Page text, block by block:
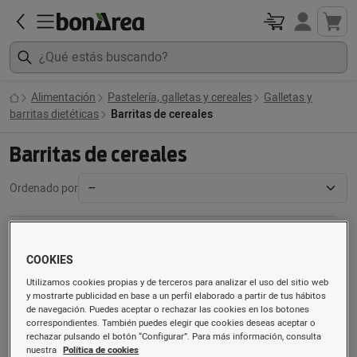
Alimentación Pastelería, galletas y cereales
Galletas y
barritas dietéticas
Barritas de cereales
Barritas de cereales
Ordenado por
COOKIES
Utilizamos cookies propias y de terceros para analizar el uso del sitio web
y mostrarte publicidad en base a un perfil elaborado a partir de tus hábitos
de navegación. Puedes aceptar o rechazar las cookies en los botones
correspondientes. También puedes elegir que cookies deseas aceptar o
rechazar pulsando el botón “Configurar”. Para más información, consulta
nuestra Política de cookies